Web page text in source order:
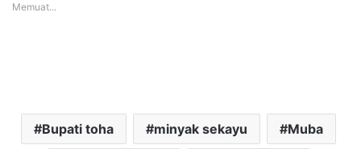
Memuat...
Bupati toha minyak sekayu Muba